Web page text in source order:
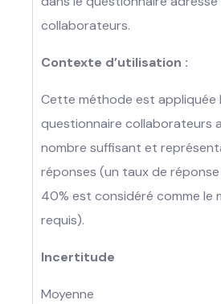
collaborateurs.
Contexte d’utilisation :
Cette méthode est appliquée
questionnaire collaborateurs
nombre suffisant et
réponses (un taux de réponse
40% est considéré comme le
requis).
Incertitude
Moyenne